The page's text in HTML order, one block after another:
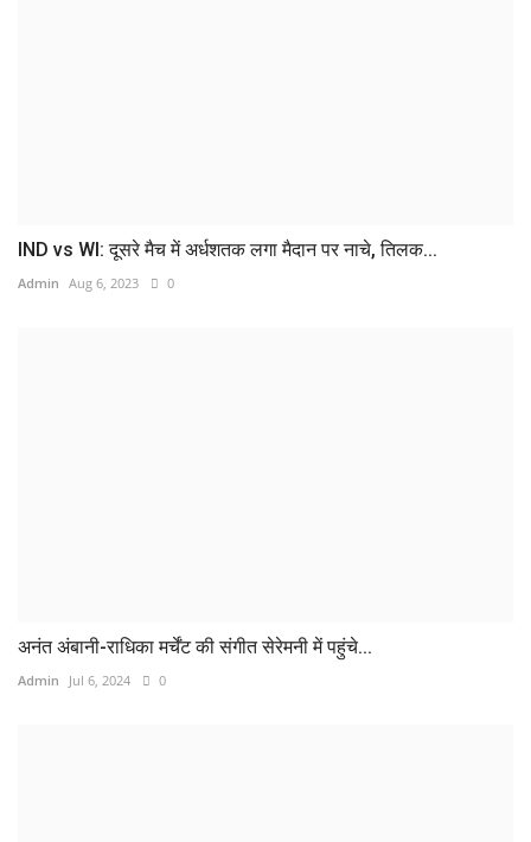
IND vs WI: दूसरे मैच में अर्धशतक लगा मैदान पर नाचे, तिलक...
Admin Aug 6, 2023 0
अनंत अंबानी-राधिका मर्चेंट की संगीत सेरेमनी में पहुंचे...
Admin Jul 6, 2024 0